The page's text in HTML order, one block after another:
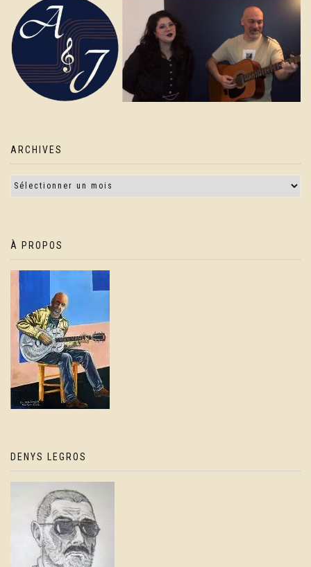
ARCHIVES
À PROPOS
DENYS LEGROS